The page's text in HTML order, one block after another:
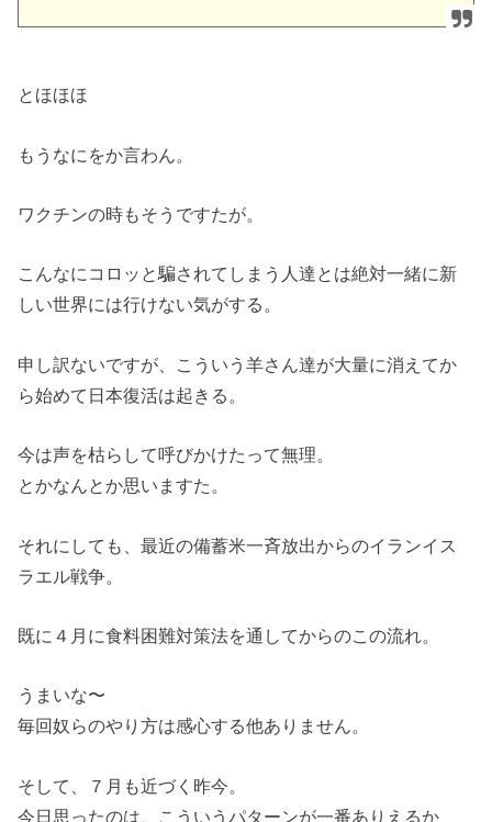
とほほほ
もうなにをか言わん。
ワクチンの時もそうですたが。
こんなにコロッと騙されてしまう人達とは絶対一緒に新
しい世界には行けない気がする。
申し訳ないですが、こういう羊さん達が大量に消えてか
ら始めて日本復活は起きる。
今は声を枯らして呼びかけたって無理。
とかなんとか思いますた。
それにしても、最近の備蓄米一斉放出からのイランイス
ラエル戦争。
既に４月に食料困難対策法を通してからのこの流れ。
うまいな〜
毎回奴らのやり方は感心する他ありません。
そして、７月も近づく昨今。
今日思ったのは、こういうパターンが一番ありえるか